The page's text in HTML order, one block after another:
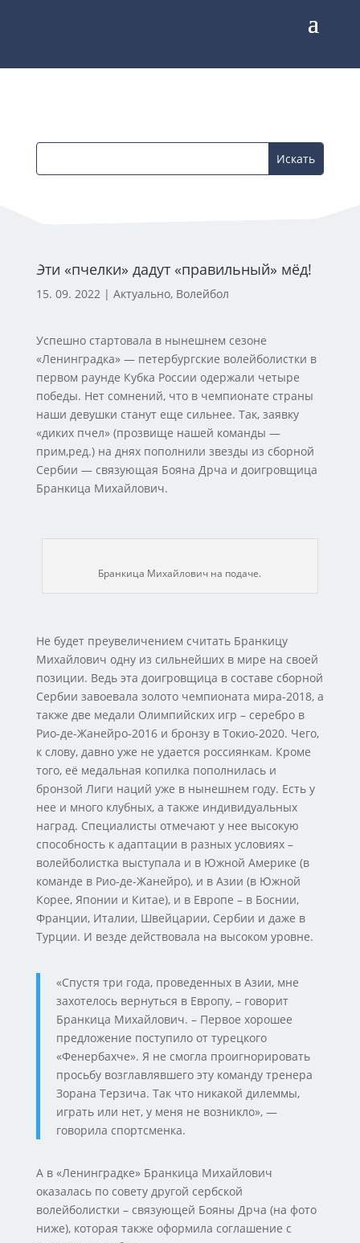
Эти «пчелки» дадут «правильный» мёд!
15. 09. 2022| Актуально, Волейбол
Успешно стартовала в нынешнем сезоне
«Ленинградка» — петербургские волейболистки в
первом раунде Кубка России одержали четыре
победы. Нет сомнений, что в чемпионате страны
наши девушки станут еще сильнее. Так, заявку
«диких пчел» (прозвище нашей команды —
прим,ред.) на днях пополнили звезды из сборной
Сербии — связующая Бояна Дрча и доигровщица
Бранкица Михайлович.
Бранкица Михайлович на подаче.
Не будет преувеличением считать Бранкицу
Михайлович одну из сильнейших в мире на своей
позиции. Ведь эта доигровщица в составе сборной
Сербии завоевала золото чемпионата мира-2018, а
также две медали Олимпийских игр – серебро в
Рио-де-Жанейро-2016 и бронзу в Токио-2020. Чего,
к слову, давно уже не удается россиянкам. Кроме
того, её медальная копилка пополнилась и
бронзой Лиги наций уже в нынешнем году. Есть у
нее и много клубных, а также индивидуальных
наград. Специалисты отмечают у нее высокую
способность к адаптации в разных условиях –
волейболистка выступала и в Южной Америке (в
команде в Рио-де-Жанейро), и в Азии (в Южной
Корее, Японии и Китае), и в Европе – в Боснии,
Франции, Италии, Швейцарии, Сербии и даже в
Турции. И везде действовала на высоком уровне.
«Спустя три года, проведенных в Азии, мне
захотелось вернуться в Европу, – говорит
Бранкица Михайлович. – Первое хорошее
предложение поступило от турецкого
«Фенербахче». Я не смогла проигнорировать
просьбу возглавлявшего эту команду тренера
Зорана Терзича. Так что никакой дилеммы,
играть или нет, у меня не возникло», —
говорила спортсменка.
А в «Ленинградке» Бранкица Михайлович
оказалась по совету другой сербской
волейболистки – связующей Бояны Дрча (на фото
ниже), которая также оформила соглашение с